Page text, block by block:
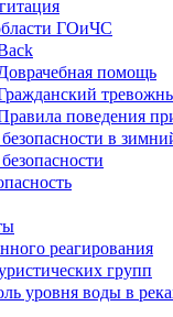
ГОиЧС
помощь
поведения
в
реагирования
групп
уровня воды в